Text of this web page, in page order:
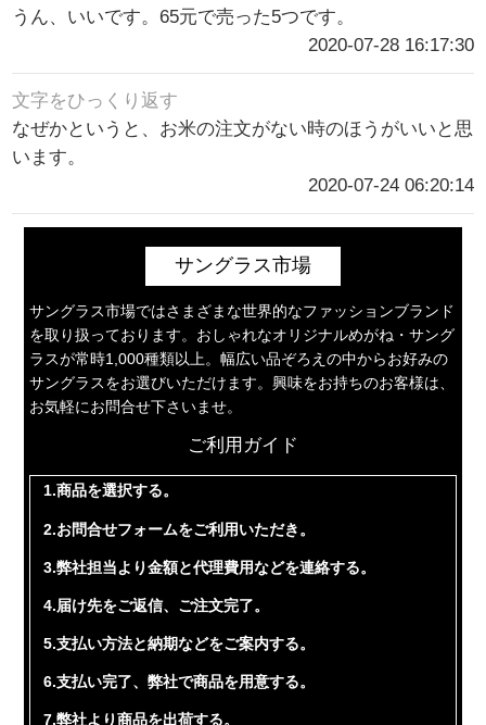
うん、いいです。65元で売った5つです。
2020-07-28 16:17:30
文字をひっくり返す
なぜかというと、お米の注文がない時のほうがいいと思
います。
2020-07-24 06:20:14
サングラス市場
サングラス市場ではさまざまな世界的なファッションブランド
を取り扱っております。おしゃれなオリジナルめがね・サング
ラスが常時1,000種類以上。幅広い品ぞろえの中からお好みの
サングラスをお選びいただけます。興味をお持ちのお客様は、
お気軽にお問合せ下さいませ。
ご利用ガイド
1.商品を選択する。
2.お問合せフォームをご利用いただき。
3.弊社担当より金額と代理費用などを連絡する。
4.届け先をご返信、ご注文完了。
5.支払い方法と納期などをご案内する。
6.支払い完了、弊社で商品を用意する。
7.弊社より商品を出荷する。